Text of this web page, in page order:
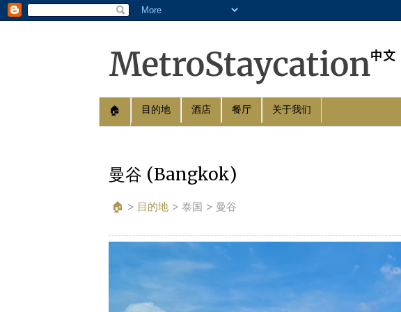
🏠︎ 目的地 酒店 餐厅 关于我们
曼谷 (Bangkok)
🏠︎ > 目的地 > 泰国 > 曼谷